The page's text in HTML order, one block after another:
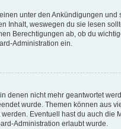
unter den Ankündigungen und
Inhalt, weswegen du sie lesen
Berechtigungen ab, ob du
Administration ein.
denen nicht mehr geantwortet
wurde. Themen können aus
Eventuell hast du auch die
Administration erlaubt wurde.